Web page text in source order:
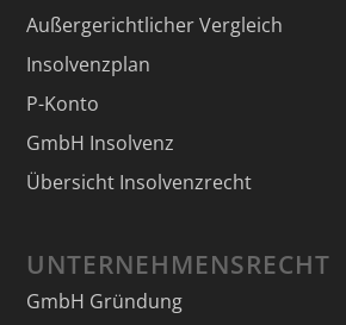
Außergerichtlicher Vergleich
Insolvenzplan
P-Konto
GmbH Insolvenz
Übersicht Insolvenzrecht
UNTERNEHMENSRECHT
GmbH Gründung